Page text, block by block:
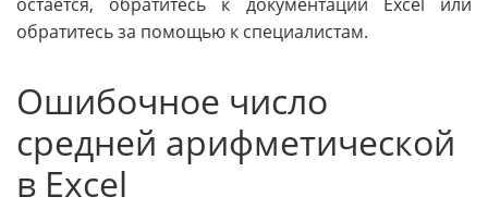
обратитесь за помощью к специалистам.
Ошибочное число
средней арифметической
в Excel